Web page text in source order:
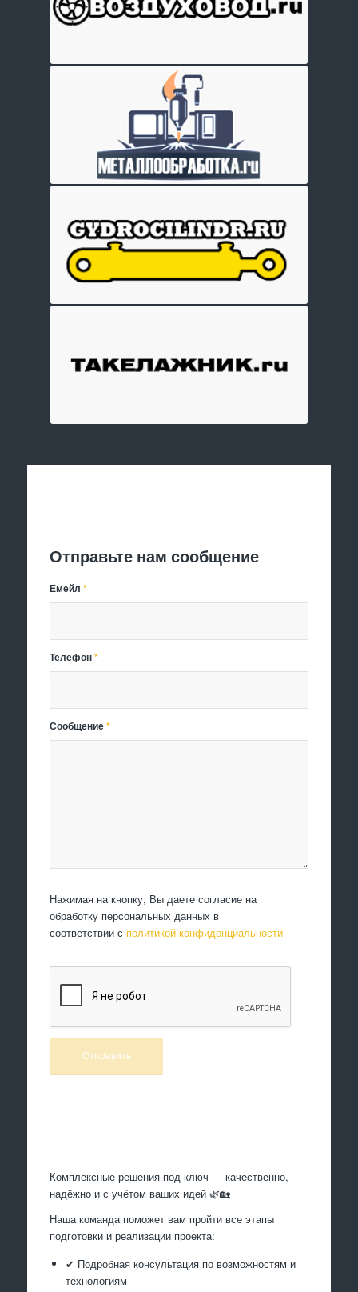
Отправьте нам сообщение
Емейл*
Телефон*
Сообщение*
Нажимая на кнопку, Вы даете согласие на
обработку персональных данных в
соответствии с политикой конфиденциальности
Комплексные решения под ключ — качественно,
надёжно и с учётом ваших идей 🌿🏡
Наша команда поможет вам пройти все этапы
подготовки и реализации проекта:
✔ Подробная консультация по возможностям и
технологиям